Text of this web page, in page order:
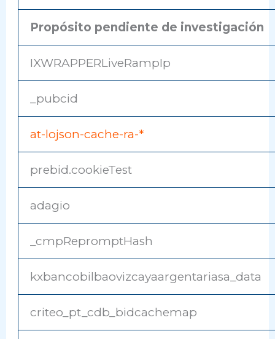
Propósito pendiente de investigación
IXWRAPPERLiveRampIp
_pubcid
at-lojson-cache-ra-*
prebid.cookieTest
adagio
_cmpRepromptHash
kxbancobilbaovizcayaargentariasa_data
criteo_pt_cdb_bidcachemap